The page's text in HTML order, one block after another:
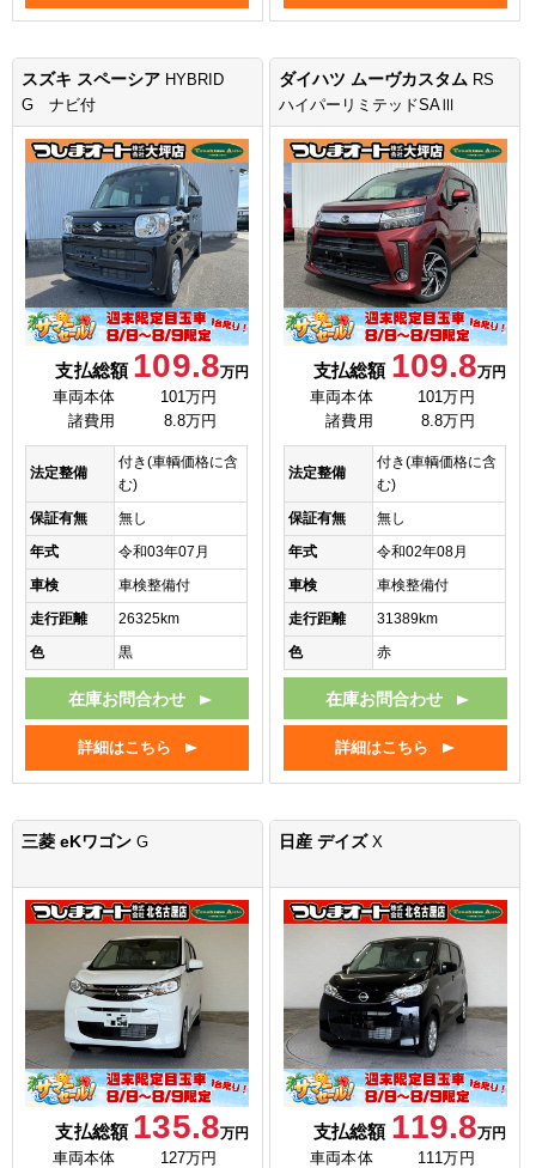
スズキ スペーシア HYBRID
G ナビ付
支払総額 109.8万円
車両本体
101万円
諸費用
8.8万円
法定整備
付き(車輌価格に含
む)
保証有無
無し
年式
令和03年07月
車検
車検整備付
走行距離
26325km
色
黒
在庫お問合わせ
詳細はこちら
ダイハツ ムーヴカスタム RS
ハイパーリミテッドSAⅢ
支払総額 109.8万円
車両本体
101万円
諸費用
8.8万円
法定整備
付き(車輌価格に含
む)
保証有無
無し
年式
令和02年08月
車検
車検整備付
走行距離
31389km
色
赤
在庫お問合わせ
詳細はこちら
三菱 eKワゴン G
支払総額 135.8万円
車両本体
127万円
日産 デイズX
支払総額 119.8万円
車両本体
111万円